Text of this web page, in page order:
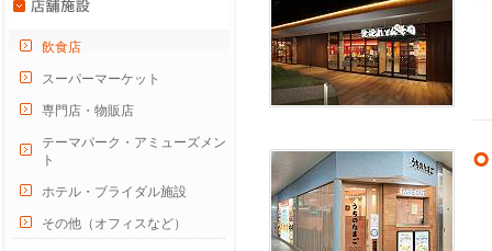
飲食店
スーパーマーケット
専門店・物販店
テーマパーク・アミューズメン
ト
ホテル・ブライダル施設
その他（オフィスなど）